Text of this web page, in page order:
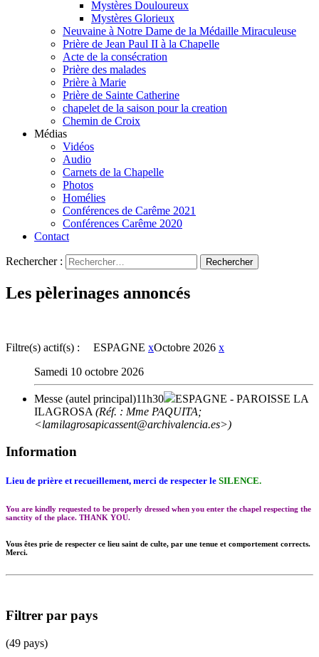
Mystères Douloureux
Mystères Glorieux
Neuvaine à Notre Dame de la Médaille Miraculeuse
Prière de Jean Paul II à la Chapelle
Acte de la consécration
Prière des malades
Prière à Marie
Prière de Sainte Catherine
chapelet de la saison pour la creation
Chemin de Croix
Médias
Vidéos
Audio
Carnets de la Chapelle
Photos
Homélies
Conférences de Carême 2021
Conférences Carême 2020
Contact
Rechercher :
Les pèlerinages annoncés
Filtre(s) actif(s) : ESPAGNE xOctobre 2026 x
Samedi 10 octobre 2026
Messe (autel principal)11h30 ESPAGNE - PAROISSE LA
ILAGROSA (Réf. : Mme PAQUITA;
<lamilagrosapicassent@archivalencia.es>)
Information
Lieu de prière et recueillement, merci de respecter le SILENCE.
You are kindly requested to be properly dressed when you enter the chapel respecting the
sanctity of the place. THANK YOU.
Vous êtes prie de respecter ce lieu saint de culte, par une tenue et comportement corrects.
Merci.
Filtrer par pays
(49 pays)